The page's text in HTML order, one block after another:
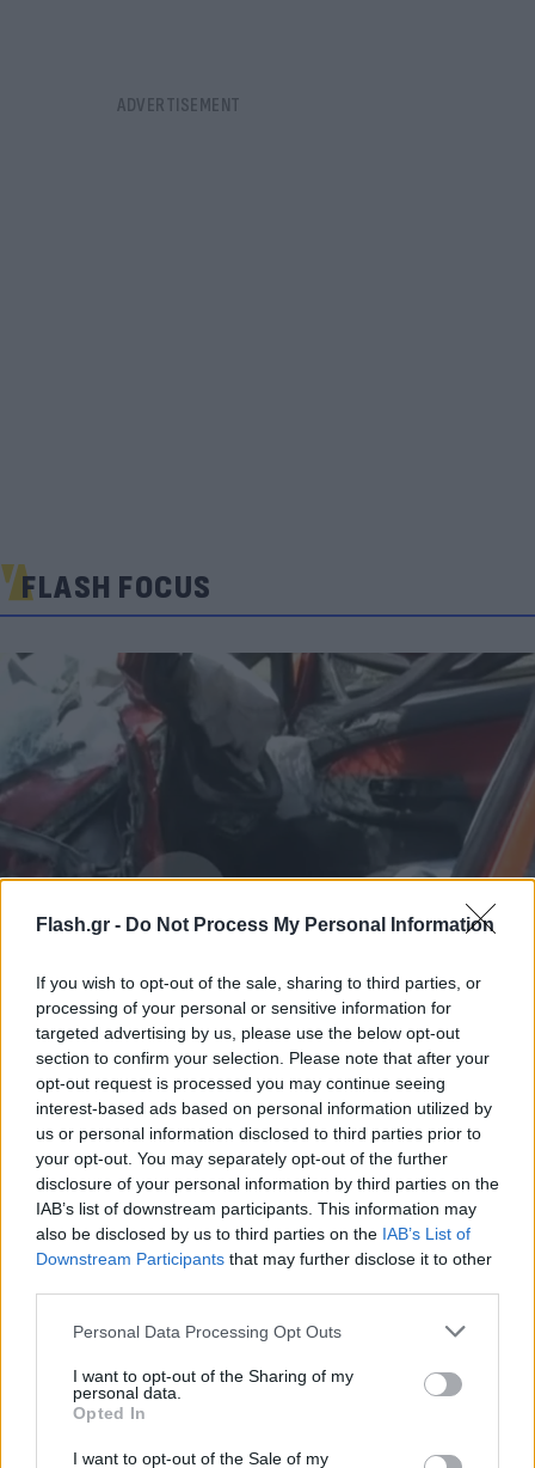
Flash.gr - Do Not Process My Personal Information
If you wish to opt-out of the sale, sharing to third parties, or
processing of your personal or sensitive information for
targeted advertising by us, please use the below opt-out
section to confirm your selection. Please note that after your
opt-out request is processed you may continue seeing
interest-based ads based on personal information utilized by
us or personal information disclosed to third parties prior to
your opt-out. You may separately opt-out of the further
disclosure of your personal information by third parties on the
IAB’s list of downstream participants. This information may
also be disclosed by us to third parties on the IAB’s List of
Downstream Participants that may further disclose it to other
Please note that this website/app uses one or more Google
not limited to your visit or usage behaviour. You may click to
grant or deny consent to Google and its third-party tags to
use your data for below specified purposes in below Google
consent section.
Personal Data Processing Opt Outs
I want to opt-out of the Sharing of my
personal data.
Opted In
I want to opt-out of the Sale of my
FLASH FOCUS
Πραγματογνώμονας για το τροχαίο στις
Σέρρες: «Κάτι απέσπασε την προσοχή του
οδηγού»
07.08.2026